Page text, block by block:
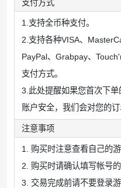
支付方式
1.支持全币种支付。
2.支持各种VISA、
PayPal、Grabpay、
支付方式。
3.此处提醒如果您首次下
账户安全，我们会对您的
注意事项
1. 购买时注意查看自己的
2. 购买时请确认填写帐号
3. 交易完成前请不要登录